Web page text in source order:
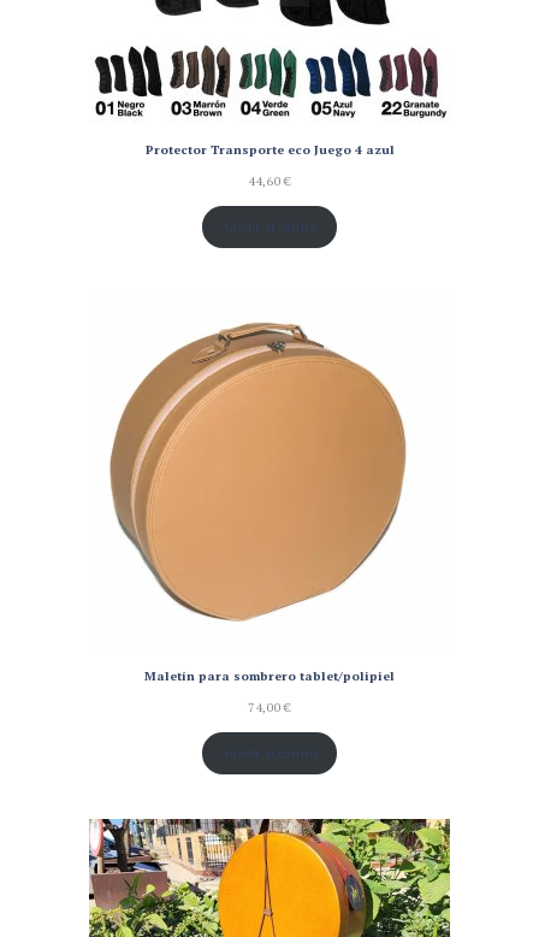
Protector Transporte eco Juego 4 azul
44,60€
Añadir al carrito
Maletín para sombrero tablet/polipiel
74,00€
Añadir al carrito